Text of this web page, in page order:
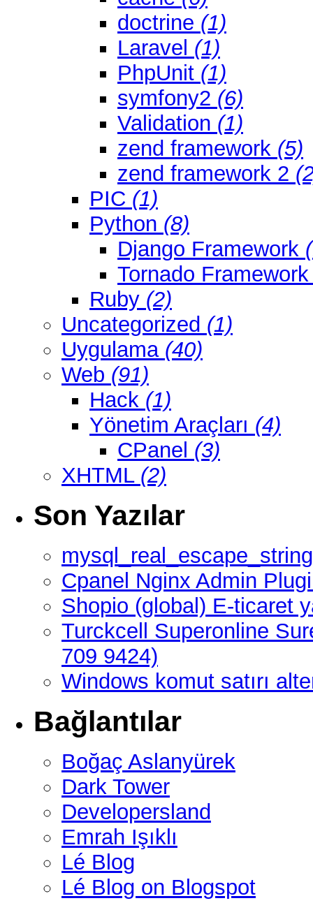
doctrine (1)
Laravel (1)
PhpUnit (1)
symfony2 (6)
Validation (1)
zend framework (5)
zend framework 2
PIC (1)
Python (8)
Django Framework
Tornado
Ruby (2)
Uncategorized (1)
Uygulama (40)
Web (91)
Hack (1)
Yönetim Araçları (4)
CPanel (3)
XHTML (2)
Son Yazılar
Cpanel Nginx Admin
Shopio (global) E-ticaret
Turckcell Superonline
709 9424)
Windows komut satırı
Bağlantılar
Boğaç Aslanyürek
Dark Tower
Developersland
Emrah Işıklı
Lé Blog
Lé Blog on Blogspot